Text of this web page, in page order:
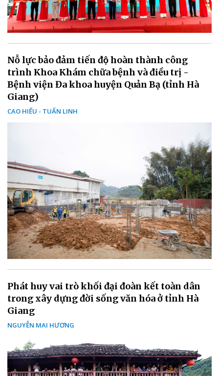
Nỗ lực bảo đảm tiến độ hoàn thành công
trình Khoa Khám chữa bệnh và điều trị -
Bệnh viện Đa khoa huyện Quản Bạ (tỉnh Hà
Giang)
CAO HIẾU - TUẤN LINH
Phát huy vai trò khối đại đoàn kết toàn dân
trong xây dựng đời sống văn hóa ở tỉnh Hà
Giang
NGUYỄN MAI HƯƠNG